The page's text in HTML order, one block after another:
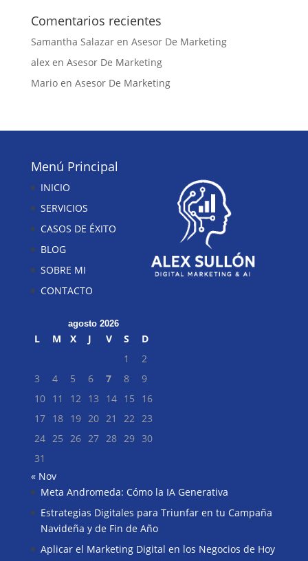
Comentarios recientes
Samantha Salazaren Asesor De Marketing
alexen Asesor De Marketing
Marioen Asesor De Marketing
Menú Principal
INICIO
SERVICIOS
CASOS DE ÉXITO
BLOG
SOBRE MI
CONTACTO
agosto 2026
L M X J V S
D
1
2
3
4 5 6 7 8
9
10 11 12 13 14 15
16
17 18 19 20 21 22 23
24 25 26 27 28 29 30
31
« Nov
Meta Andromeda: Cómo la IA Generativa
Estrategias Digitales para Triunfar en tu Campaña
Navideña y de Fin de Año
Aplicar el Marketing Digital en los Negocios de Hoy